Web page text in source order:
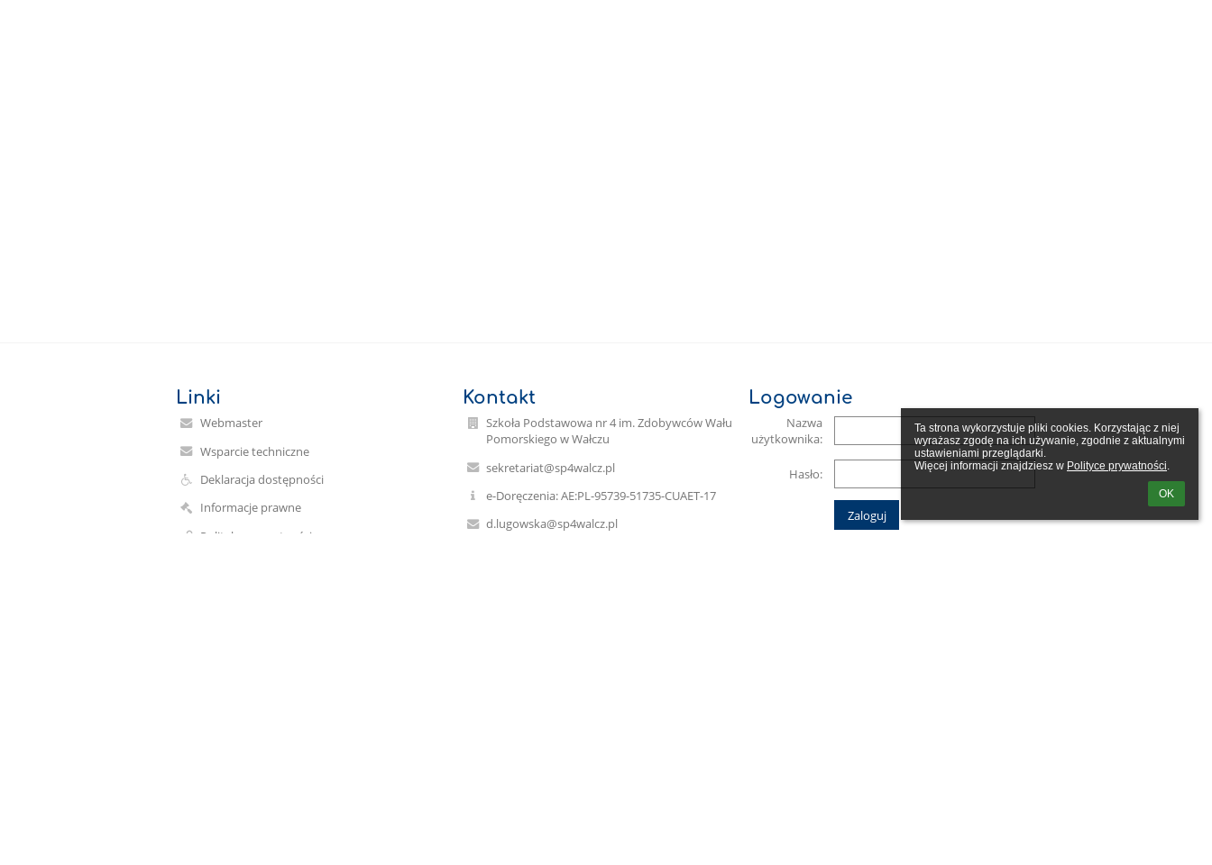
Ta strona wykorzystuje pliki cookies. Korzystając z niej
wyrażasz zgodę na ich używanie, zgodnie z aktualnymi
ustawieniami przeglądarki.
Więcej informacji znajdziesz w Polityce prywatności.
OK
Linki
Webmaster
Wsparcie techniczne
Deklaracja dostępności
Informacje prawne
Polityka prywatności
Kontakt
Szkoła Podstawowa nr 4 im. Zdobywców Wału
Pomorskiego w Wałczu
sekretariat@sp4walcz.pl
e-Doręczenia: AE:PL-95739-51735-CUAET-17
d.lugowska@sp4walcz.pl
Logowanie
Nazwa
użytkownika:
Hasło: